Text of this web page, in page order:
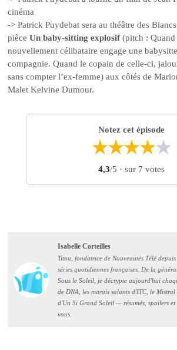
cinéma
-> Patrick Puydebat sera au théâtre des
pièceUn baby-sitting explosif (pitch :
nouvellement célibataire engage une
compagnie. Quand le copain de celle-ci,
sans compter l’ex-femme) aux côtés de
Malet Kelvine Dumour.
Notez cet épisode
★★★★★
4,3/5 · sur 7 votes
Isabelle Corteilles
Titou, fondatrice de Nouveautés Télé
séries quotidiennes françaises. De la
Sous le Soleil, je décrypte aujourd'hui
de DNA, les marais salants d'ITC, le Mistral
d'Un Si Grand Soleil — résumés, spoilers
vous.